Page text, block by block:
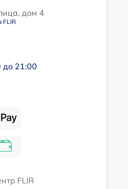
дом 4
FLIR
до 21:00
FLIR